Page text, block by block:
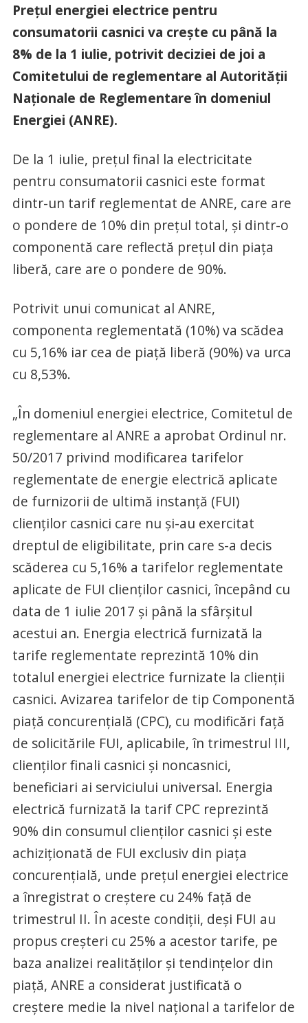
Preţul energiei electrice pentru
consumatorii casnici va creşte cu până la
8% de la 1 iulie, potrivit deciziei de joi a
Comitetului de reglementare al Autorităţii
Naţionale de Reglementare în domeniul
Energiei (ANRE).
De la 1 iulie, preţul final la electricitate
pentru consumatorii casnici este format
dintr-un tarif reglementat de ANRE, care are
o pondere de 10% din preţul total, şi dintr-o
componentă care reflectă preţul din piaţa
liberă, care are o pondere de 90%.
Potrivit unui comunicat al ANRE,
componenta reglementată (10%) va scădea
cu 5,16% iar cea de piaţă liberă (90%) va urca
cu 8,53%.
„În domeniul energiei electrice, Comitetul de
reglementare al ANRE a aprobat Ordinul nr.
50/2017 privind modificarea tarifelor
reglementate de energie electrică aplicate
de furnizorii de ultimă instanţă (FUI)
clienţilor casnici care nu şi-au exercitat
dreptul de eligibilitate, prin care s-a decis
scăderea cu 5,16% a tarifelor reglementate
aplicate de FUI clienţilor casnici, începând cu
data de 1 iulie 2017 şi până la sfârşitul
acestui an. Energia electrică furnizată la
tarife reglementate reprezintă 10% din
totalul energiei electrice furnizate la clienţii
casnici. Avizarea tarifelor de tip Componentă
piaţă concurenţială (CPC), cu modificări faţă
de solicitările FUI, aplicabile, în trimestrul III,
clienţilor finali casnici şi noncasnici,
beneficiari ai serviciului universal. Energia
electrică furnizată la tarif CPC reprezintă
90% din consumul clienţilor casnici şi este
achiziţionată de FUI exclusiv din piaţa
concurenţială, unde preţul energiei electrice
a înregistrat o creştere cu 24% faţă de
trimestrul II. În aceste condiţii, deşi FUI au
propus creşteri cu 25% a acestor tarife, pe
baza analizei realităţilor şi tendinţelor din
piaţă, ANRE a considerat justificată o
creştere medie la nivel naţional a tarifelor de